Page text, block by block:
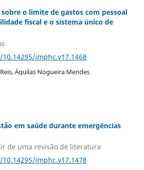
o limite de gastos com pessoal
fiscal e o sistema único de
jmphc.v17.1468
Áquilas Nogueira Mendes
em saúde durante emergências
de uma revisão de literatura
jmphc.v17.1478